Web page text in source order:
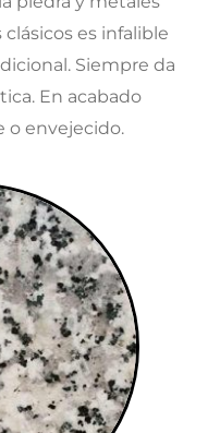
es infalible
Siempre da
En acabado
o envejecido.